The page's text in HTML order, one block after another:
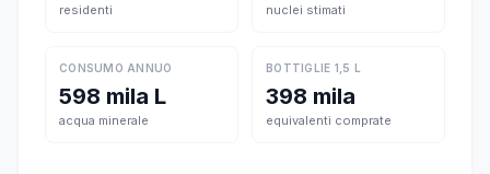
residenti nuclei stimati
CONSUMO ANNUO
598 mila L
acqua minerale
BOTTIGLIE 1,5 L
398 mila
equivalenti comprate